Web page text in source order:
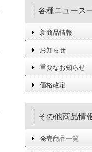
各種ニュース
新商品情報
お知らせ
重要なお知らせ
価格改定
その他商品情
発売商品一覧